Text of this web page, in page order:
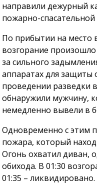
направили дежурный
пожарно-спасательной
По прибытии на место
возгорание
за сильного
аппаратах для защиты
проведении разведки
обнаружили мужчину,
немедленно вывели в
Одновременно с этим
пожара, который
Огонь охватил диван,
обихода. В 01:30
01:35 – ликвидировано.